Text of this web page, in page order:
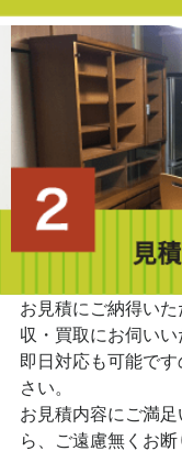
お見積にご納得い
収・買取にお伺いい
即日対応も可能で
さい。
お見積内容にご満
ら、ご遠慮無くお断